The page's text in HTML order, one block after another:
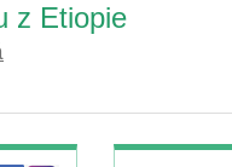
z Etiopie